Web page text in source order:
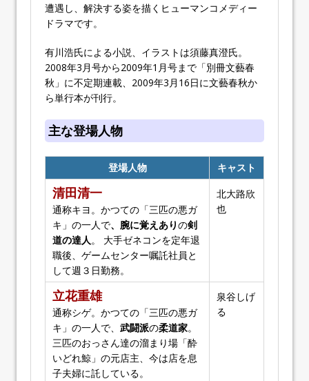
遭遇し、解決する姿を描くヒューマンコメディー
ドラマです。
有川浩氏による小説、イラストは須藤真澄氏。
2008年3月号から2009年1月号まで「別冊文藝春
秋」に不定期連載、2009年3月16日に文藝春秋か
ら単行本が刊行。
主な登場人物
登場人物 キャスト
清田清一
通称キヨ。かつての「三匹の悪ガ
キ」の一人で、腕に覚えありの剣
道の達人 。 大手ゼネコンを定年退
職後、ゲームセンター嘱託社員と
して週３日勤務。
北大路欣
也
立花重雄
通称シゲ。かつての「三匹の悪ガ
キ」の一人で、 武闘派の柔道家。
三匹のおっさん達の溜まり場「酔
いどれ鯨」の元店主、今は店を息
子夫婦に託している。
泉谷しげ
る